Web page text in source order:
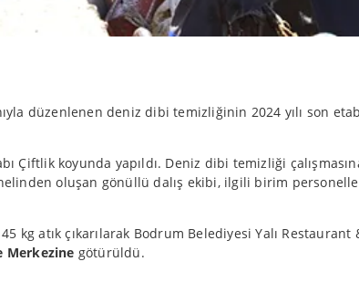
düzenlenen deniz dibi temizliğinin 2024 yılı son
Çiftlik koyunda yapıldı. Deniz dibi temizliği
oluşan gönüllü dalış ekibi, ilgili birim
kg atık çıkarılarak Bodrum Belediyesi Yalı
Merkezine götürüldü.